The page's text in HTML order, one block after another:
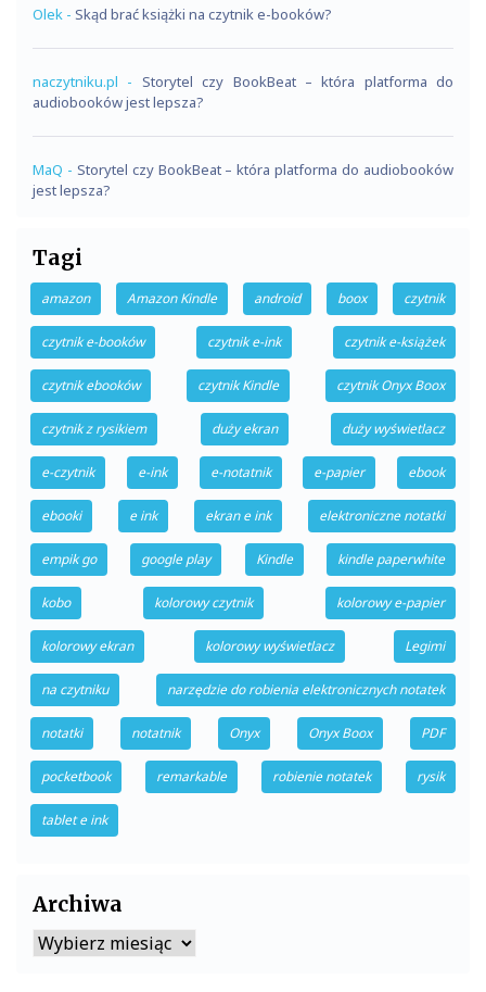
Olek - Skąd brać książki na czytnik e-booków?
naczytniku.pl - Storytel czy BookBeat – która platforma do
audiobooków jest lepsza?
MaQ - Storytel czy BookBeat – która platforma do audiobooków
jest lepsza?
Tagi
amazon Amazon Kindle android boox czytnik
czytnik e-booków czytnik e-ink czytnik e-książek
czytnik ebooków czytnik Kindle czytnik Onyx Boox
czytnik z rysikiem duży ekran duży wyświetlacz
e-czytnik e-ink e-notatnik e-papier ebook
ebooki e ink ekran e ink elektroniczne notatki
empik go google play Kindle kindle paperwhite
kobo kolorowy czytnik kolorowy e-papier
kolorowy ekran kolorowy wyświetlacz Legimi
na czytniku narzędzie do robienia elektronicznych notatek
notatki notatnik Onyx Onyx Boox PDF
pocketbook remarkable robienie notatek rysik
tablet e ink
Archiwa
Archiwa